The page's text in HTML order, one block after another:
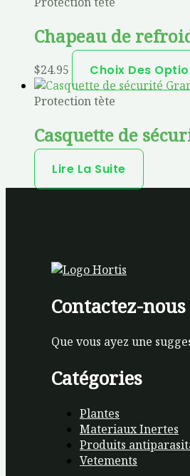
Chapeau de
$24.95 Choix Des
Protection tète
Casquette de
Lire La Suite
Contactez-nous
Que vous ayez une
Catégories
Plantes
Materiaux Inertes
Produits
Vetements